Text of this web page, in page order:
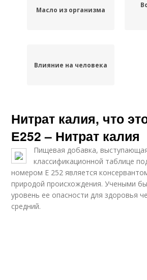
Масло из организма
Влияние на человека
Нитрат калия, что
Е252 – Нитрат калия
Пищевая добавка,
классификационной таблице
номером Е 252 является
природой происхождения. Учеными
уровень ее опасности для здоровья
средний.